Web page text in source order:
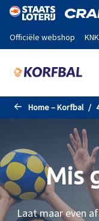
Naar de hoofdinhoud
Officiële webshop
Home – Korfbal
Mis
Laat maar even